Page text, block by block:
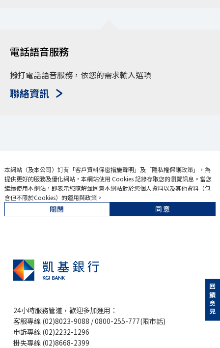
電話語音服務
撥打電話語音服務，依您的需求輸入選項
聯絡資訊
本網站（及本公司）訂有「客戶資料保密措施聲明」及「隱私權保護政策」，為
提供更好的服務及優化網站，本網站使用 Cookies 記錄存取您的瀏覽訊息。當您
繼續使用本網站，即表示您暸解並同意本網站對於您個人資料以及其他資料（包
含但不限於Cookies）的運用與政策。
關閉 同意
24小時服務管道，歡迎多加運用：
客服專線 (02)8023-9088 / 0800-255-777(限市話)
申訴專線 (02)2232-1296
掛失專線 (02)8668-2399
回饋意見